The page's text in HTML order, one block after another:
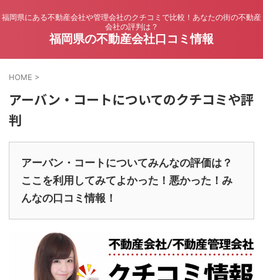
福岡県にある不動産会社や管理会社のクチコミで比較！あなたの街の不動産
会社の評判は？
福岡県の不動産会社口コミ情報
HOME >
アーバン・コートについてのクチコミや評
判
アーバン・コートについてみんなの評価は？
ここを利用してみてよかった！悪かった！み
んなの口コミ情報！